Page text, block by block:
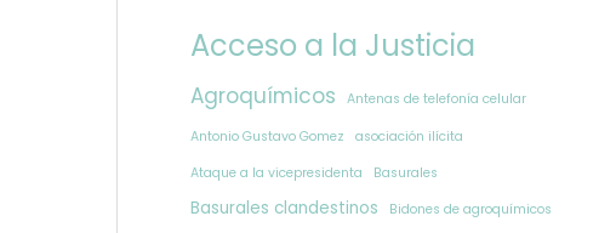
Acceso a la Justicia
Agroquímicos Antenas de telefonía celular
Antonio Gustavo Gomez
asociación ilícita
Ataque a la vicepresidenta
Basurales
Basurales clandestinos
Bidones de agroquímicos